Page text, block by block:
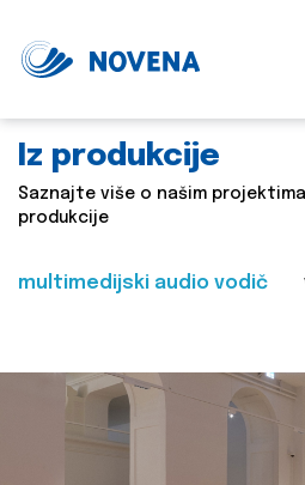
Iz produkcije
Saznajte više o našim
produkcije
multimedijski audio vodič